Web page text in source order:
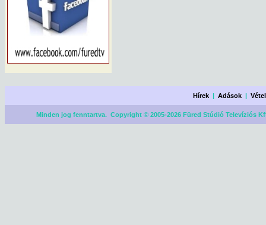
Hírek |Adások |
Minden jog fenntartva. Copyright © 2005-2026 Füred Stúdió Televíziós